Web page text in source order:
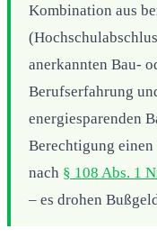
Kombination aus
anerkannten Bau-
Berufserfahrung
energiesparenden
Berechtigung einen
nach § 108 Abs. 1
– es drohen